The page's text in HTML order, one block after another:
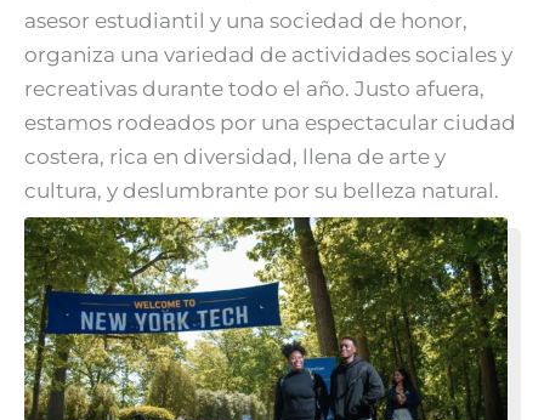
asesor estudiantil y una sociedad de honor,
organiza una variedad de actividades sociales y
recreativas durante todo el año. Justo afuera,
estamos rodeados por una espectacular ciudad
costera, rica en diversidad, llena de arte y
cultura, y deslumbrante por su belleza natural.